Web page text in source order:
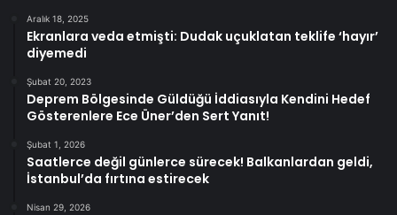
Aralık 18, 2025
Ekranlara veda etmişti: Dudak uçuklatan teklife ‘hayır’
diyemedi
Şubat 20, 2023
Deprem Bölgesinde Güldüğü İddiasıyla Kendini Hedef
Gösterenlere Ece Üner’den Sert Yanıt!
Şubat 1, 2026
Saatlerce değil günlerce sürecek! Balkanlardan geldi,
İstanbul’da fırtına estirecek
Nisan 29, 2026